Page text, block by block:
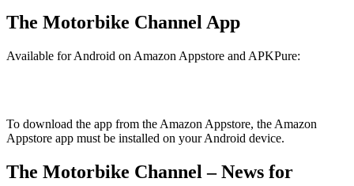
The Motorbike Channel App
Available for Android on Amazon Appstore and APKPure:
To download the app from the Amazon Appstore, the Amazon
Appstore app must be installed on your Android device.
The Motorbike Channel – News for